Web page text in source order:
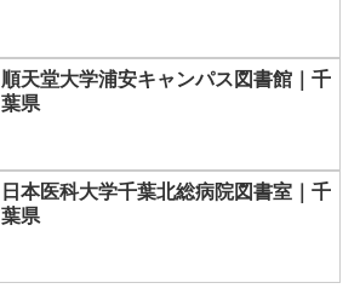
順天堂大学浦安キャンパス図書館｜千
葉県
日本医科大学千葉北総病院図書室｜千
葉県